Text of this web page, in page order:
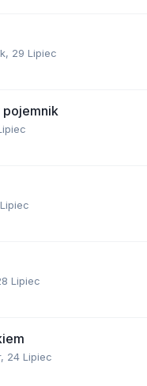
, 29 Lipiec
pojemnik
Lipiec
, 24 Lipiec